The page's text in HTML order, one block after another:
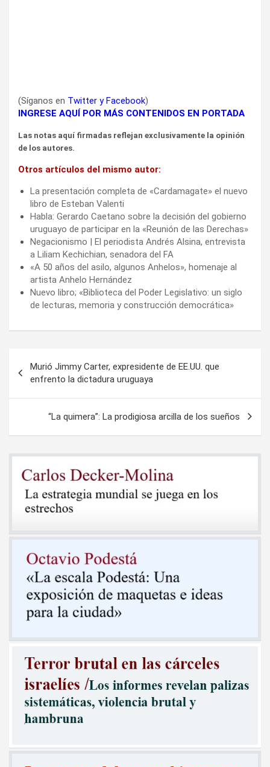
(Síganos en Twitter yFacebook)
INGRESE AQUÍ POR MÁS CONTENIDOS EN PORTADA
Las notas aquí firmadas reflejan exclusivamente la opinión
de los autores.
Otros artículos del mismo autor:
La presentación completa de «Cardamagate» el nuevo
libro de Esteban Valenti
Habla: Gerardo Caetano sobre la decisión del gobierno
uruguayo de participar en la «Reunión de las Derechas»
Negacionismo | El periodista Andrés Alsina, entrevista
a Liliam Kechichian, senadora del FA
«A 50 años del asilo, algunos Anhelos», homenaje al
artista Anhelo Hernández
Nuevo libro; «Biblioteca del Poder Legislativo: un siglo
de lecturas, memoria y construcción democrática»
de
entradas
Murió Jimmy Carter, expresidente de EE.UU. que
enfrento la dictadura uruguaya
“La quimera”: La prodigiosa arcilla de los sueños